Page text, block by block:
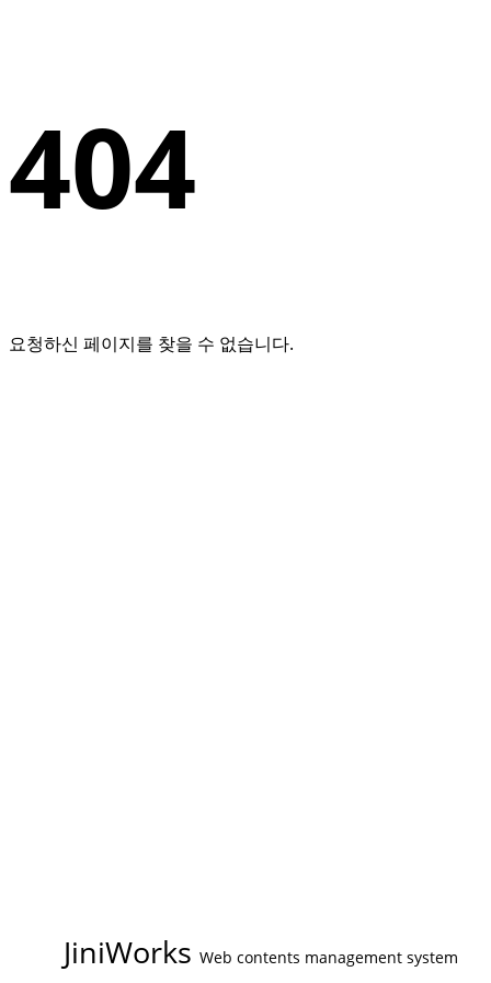
404
요청하신 페이지를 찾을 수 없습니다.
JiniWorks Web contents management system